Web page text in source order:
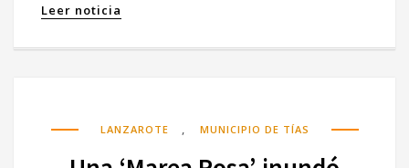
Leer noticia
LANZAROTE , MUNICIPIO DE TÍAS